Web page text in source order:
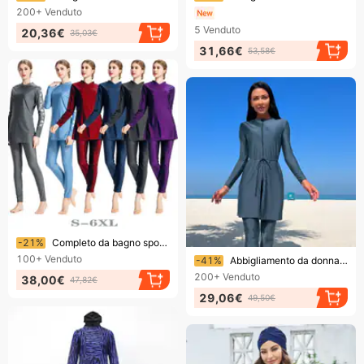
200+ Venduto
20,36€ 35,03€ 5 Venduto
31,66€ 53,58€
Finendo presto!
-21%
Completo da bagno sportivo etnico Hui conservatore musulmano in tre pezzi L099
100+ Venduto
38,00€ 47,82€
Finendo presto!
-41%
Abbigliamento da donna, nuovo stile musulmano, conservatore, tinta unita, pantaloni a maniche lunghe, protezione solare, costume da bagno da spiaggia, costume da bagno a tre pezzi
200+ Venduto
29,06€ 49,50€